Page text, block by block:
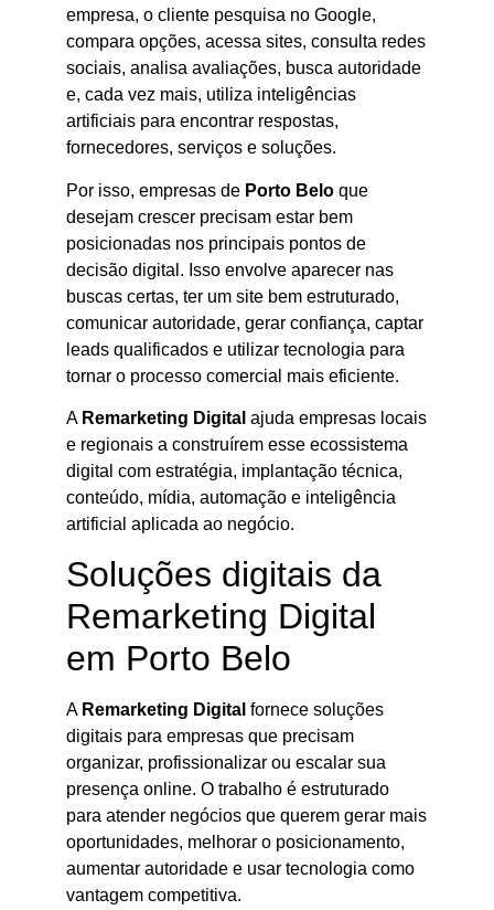
empresa, o cliente pesquisa no Google,
compara opções, acessa sites, consulta redes
sociais, analisa avaliações, busca autoridade
e, cada vez mais, utiliza inteligências
artificiais para encontrar respostas,
fornecedores, serviços e soluções.
Por isso, empresas de Porto Belo que
desejam crescer precisam estar bem
posicionadas nos principais pontos de
decisão digital. Isso envolve aparecer nas
buscas certas, ter um site bem estruturado,
comunicar autoridade, gerar confiança, captar
leads qualificados e utilizar tecnologia para
tornar o processo comercial mais eficiente.
A Remarketing Digital ajuda empresas locais
e regionais a construírem esse ecossistema
digital com estratégia, implantação técnica,
conteúdo, mídia, automação e inteligência
artificial aplicada ao negócio.
Soluções digitais da
Remarketing Digital
em Porto Belo
A Remarketing Digital fornece soluções
digitais para empresas que precisam
organizar, profissionalizar ou escalar sua
presença online. O trabalho é estruturado
para atender negócios que querem gerar mais
oportunidades, melhorar o posicionamento,
aumentar autoridade e usar tecnologia como
vantagem competitiva.